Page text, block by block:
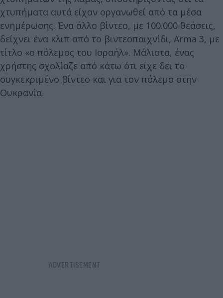
χτυπήματα αυτά είχαν οργανωθεί από τα μέσα
ενημέρωσης. Ένα άλλο βίντεο, με 100.000 θεάσεις,
δείχνει ένα κλιπ από το βιντεοπαιχνίδι, Arma 3, με
τίτλο «ο πόλεμος του Ισραήλ». Μάλιστα, ένας
χρήστης σχολίαζε από κάτω ότι είχε δει το
συγκεκριμένο βίντεο και για τον πόλεμο στην
Ουκρανία.